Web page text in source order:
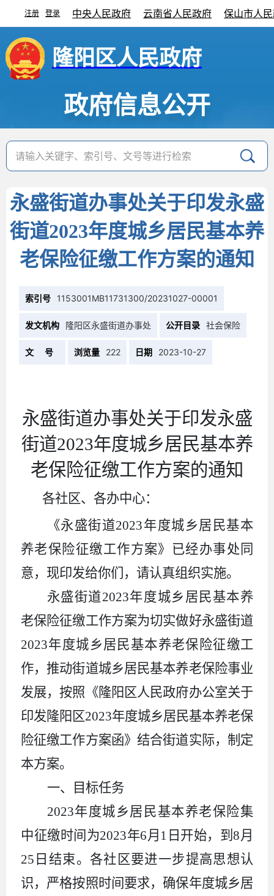
注册 登录 中央人民政府 云南省人民政府 保山市人
隆阳区人民政府
政府信息公开
永盛街道办事处关于印发永盛
街道2023年度城乡居民基本养
老保险征缴工作方案的通知
索引号 1153001MB11731300/20231027-00001
发文机构 隆阳区永盛街道办事处 公开目录 社会保险
文 号 浏览量 222 日期 2023-10-27
永盛街道办事处关于印发永盛
街道2023年度城乡居民基本养
老保险征缴工作方案的通知
各社区、各办中心：
《永盛街道2023年度城乡居民基本
养老保险征缴工作方案》已经办事处同
意，现印发给你们，请认真组织实施。
永盛街道2023年度城乡居民基本养
老保险征缴工作方案为切实做好永盛街道
2023年度城乡居民基本养老保险征缴工
作，推动街道城乡居民基本养老保险事业
发展，按照《隆阳区人民政府办公室关于
印发隆阳区2023年度城乡居民基本养老保
险征缴工作方案函》结合街道实际，制定
本方案。
一、目标任务
2023年度城乡居民基本养老保险集
中征缴时间为2023年6月1日开始，到8月
25日结束。各社区要进一步提高思想认
识，严格按照时间要求，确保年度城乡居